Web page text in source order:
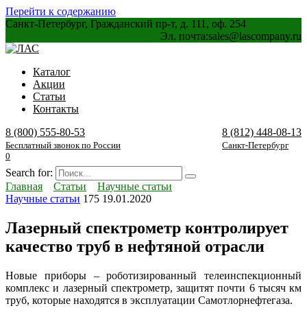
Перейти к содержанию
Санкт-Петербург, Гражданский пр-т, д. 111, оф. 254
Эл. почта:sales@lascompany.ru
Каталог
Акции
Статьи
Контакты
8 (800) 555-80-53
Бесплатный звонок по России
8 (812) 448-08-13
Санкт-Петербург
0
Search for:
Главная
Статьи
Научные статьи
Научные статьи 175 19.01.2020
Лазерный спектрометр контролирует
качество труб в нефтяной отрасли
Новые приборы – роботизированный телеинспекционный
комплекс и лазерный спектрометр, защитят почти 6 тысяч км
труб, которые находятся в эксплуатации Самотлорнефтегаза.